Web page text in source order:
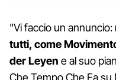
"Vi faccio un annuncio:
tutti, come
der Leyen e al suo
Che Tempo Che Fa